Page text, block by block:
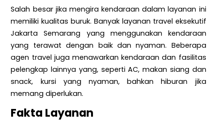
Salah besar jika mengira kendaraan dalam layanan ini
memiliki kualitas buruk. Banyak layanan travel eksekutif
Jakarta Semarang yang menggunakan kendaraan
yang terawat dengan baik dan nyaman. Beberapa
agen travel juga menawarkan kendaraan dan fasilitas
pelengkap lainnya yang, seperti AC, makan siang dan
snack, kursi yang nyaman, bahkan hiburan jika
memang diperlukan.
Fakta Layanan